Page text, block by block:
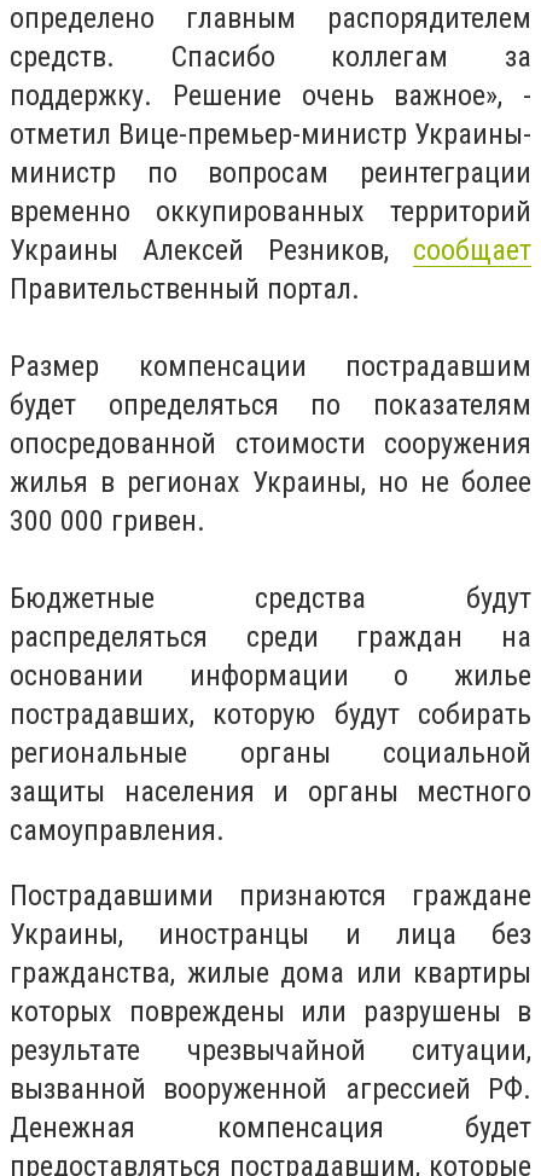
определено главным распорядителем
средств. Спасибо коллегам за
поддержку. Решение очень важное», -
отметил Вице-премьер-министр Украины-
министр по вопросам реинтеграции
временно оккупированных территорий
Украины Алексей Резников, сообщает
Правительственный портал.
Размер компенсации пострадавшим
будет определяться по показателям
опосредованной стоимости сооружения
жилья в регионах Украины, но не более
300 000 гривен.
Бюджетные средства будут
распределяться среди граждан на
основании информации о жилье
пострадавших, которую будут собирать
региональные органы социальной
защиты населения и органы местного
самоуправления.
Пострадавшими признаются граждане
Украины, иностранцы и лица без
гражданства, жилые дома или квартиры
которых повреждены или разрушены в
результате чрезвычайной ситуации,
вызванной вооруженной агрессией РФ.
Денежная компенсация будет
предоставляться пострадавшим, которые